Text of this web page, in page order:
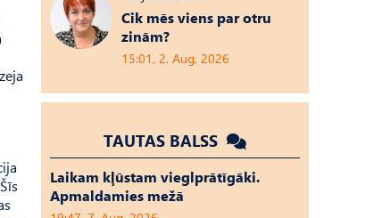
Cik mēs viens par otru
zinām?
15:01, 2. Aug, 2026
TAUTAS BALSS
Laikam kļūstam vieglprātīgāki.
Apmaldamies mežā